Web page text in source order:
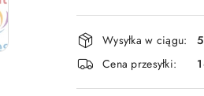
Dostępność
i
dostawa
Wysyłka w ciągu:
Cena przesyłki: